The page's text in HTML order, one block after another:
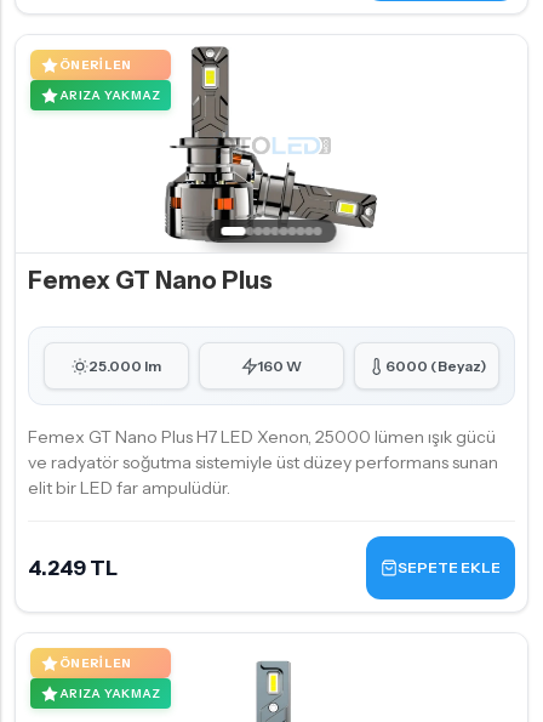
ÖNERILEN
ARIZA YAKMAZ
Femex GT Nano Plus
25.000 lm 160 W 6000 (Beyaz)
Femex GT Nano Plus H7 LED Xenon, 25000 lümen ışık gücü
ve radyatör soğutma sistemiyle üst düzey performans sunan
elit bir LED far ampulüdür.
4.249 TL SEPETE EKLE
ÖNERILEN
ARIZA YAKMAZ